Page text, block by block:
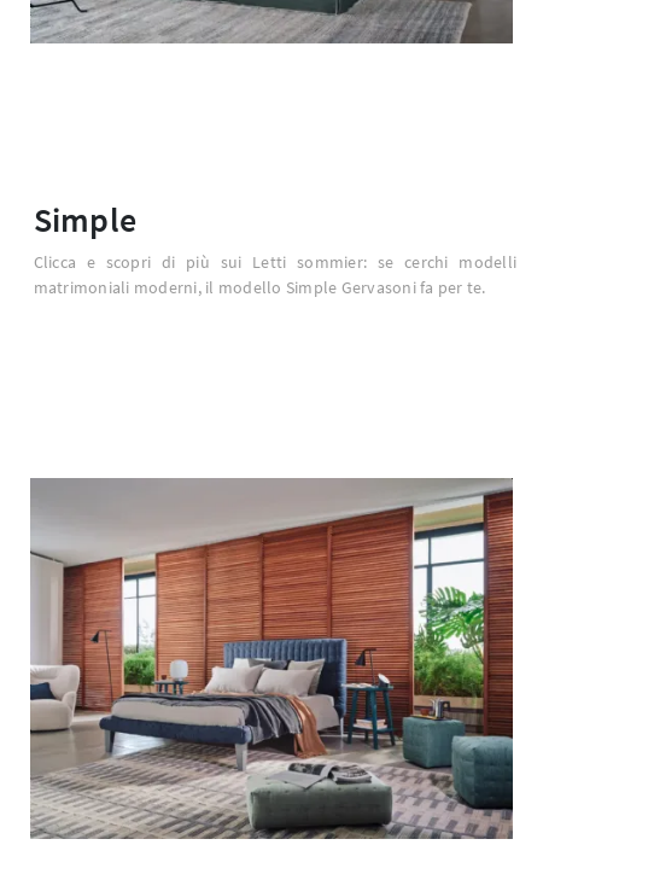
Simple
Clicca e scopri di più sui Letti sommier: se cerchi modelli
matrimoniali moderni, il modello Simple Gervasoni fa per te.